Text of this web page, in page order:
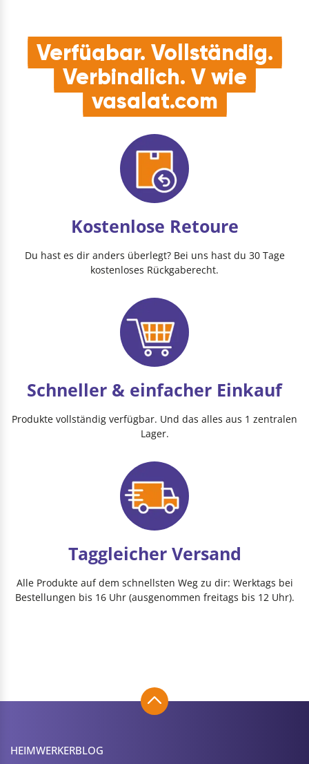
Verfügbar. Vollständig.
Verbindlich. V wie
vasalat.com
Kostenlose Retoure
Du hast es dir anders überlegt? Bei uns hast du 30 Tage
kostenloses Rückgaberecht.
Schneller & einfacher Einkauf
Produkte vollständig verfügbar. Und das alles aus 1 zentralen
Lager.
Taggleicher Versand
Alle Produkte auf dem schnellsten Weg zu dir: Werktags bei
Bestellungen bis 16 Uhr (ausgenommen freitags bis 12 Uhr).
HEIMWERKER­BLOG